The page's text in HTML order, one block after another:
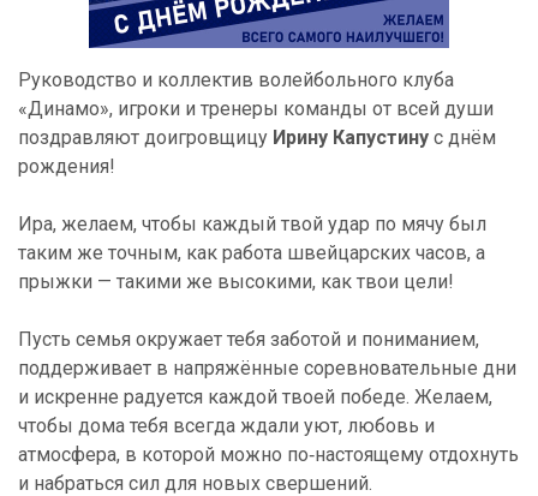
Руководство и коллектив волейбольного клуба
«Динамо», игроки и тренеры команды от всей души
поздравляют доигровщицу Ирину Капустину с днём
рождения!
Ира, желаем, чтобы каждый твой удар по мячу был
таким же точным, как работа швейцарских часов, а
прыжки — такими же высокими, как твои цели!
Пусть семья окружает тебя заботой и пониманием,
поддерживает в напряжённые соревновательные дни
и искренне радуется каждой твоей победе. Желаем,
чтобы дома тебя всегда ждали уют, любовь и
атмосфера, в которой можно по‑настоящему отдохнуть
и набраться сил для новых свершений.